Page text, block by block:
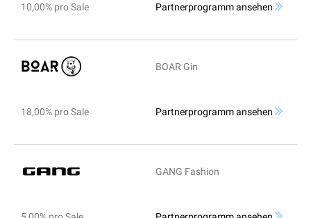
10,00% pro Sale Partnerprogramm ansehen
BOAR Gin
18,00% pro Sale Partnerprogramm ansehen
GANG Fashion